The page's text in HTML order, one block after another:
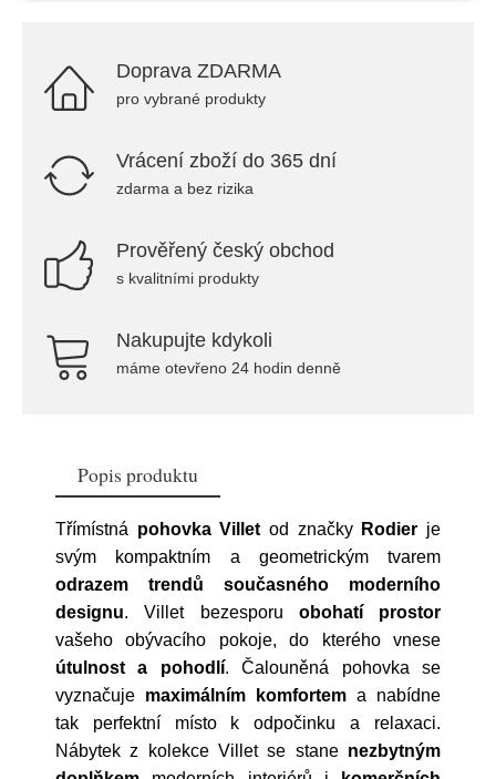
Doprava ZDARMA
pro vybrané produkty
Vrácení zboží do 365 dní
zdarma a bez rizika
Prověřený český obchod
s kvalitními produkty
Nakupujte kdykoli
máme otevřeno 24 hodin denně
Popis produktu
Třímístná pohovka Villet od značky Rodier je
svým kompaktním a geometrickým tvarem
odrazem trendů současného moderního
designu. Villet bezesporu obohatí prostor
vašeho obývacího pokoje, do kterého vnese
útulnost a pohodlí. Čalouněná pohovka se
vyznačuje maximálním komfortem a nabídne
tak perfektní místo k odpočinku a relaxaci.
Nábytek z kolekce Villet se stane nezbytným